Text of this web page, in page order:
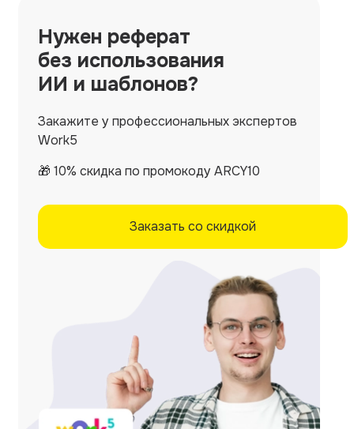
Нужен реферат
без использования
ИИ и шаблонов?
Закажите у профессиональных экспертов
Work5
🎁 10% скидка по промокоду ARCY10
Заказать со скидкой